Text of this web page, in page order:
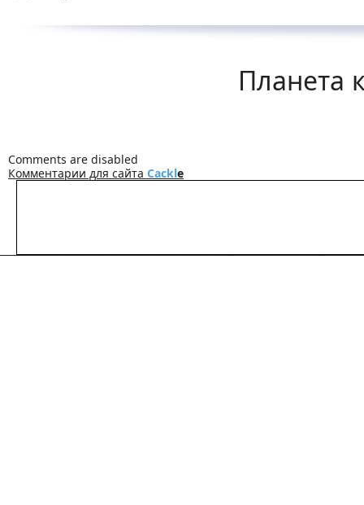
Планета
Comments are disabled
Комментарии для сайта Cackle